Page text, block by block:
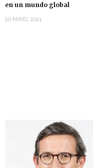
en un mundo global
20 MAYO, 2021